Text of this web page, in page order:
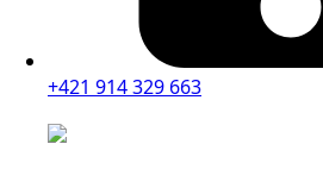
+421 914 329 663